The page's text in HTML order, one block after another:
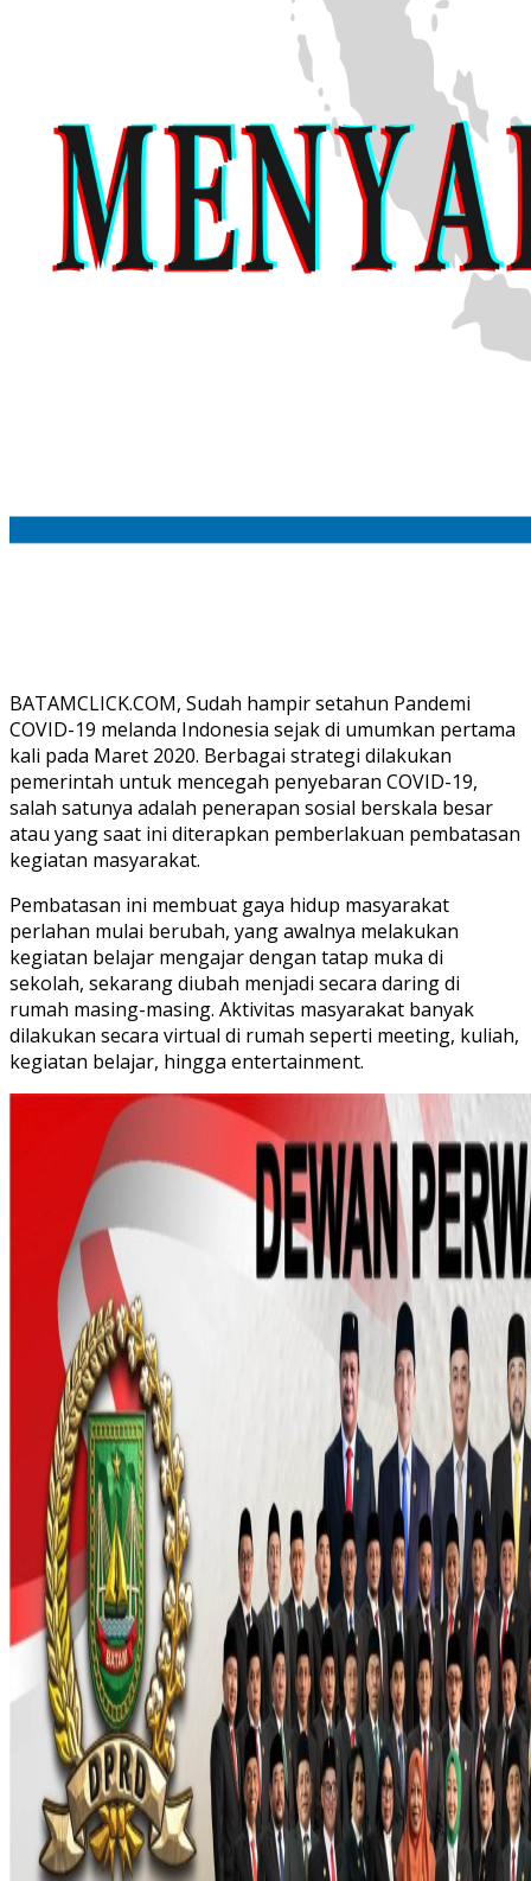
BATAMCLICK.COM, Sudah hampir setahun Pandemi
COVID-19 melanda Indonesia sejak di umumkan pertama
kali pada Maret 2020. Berbagai strategi dilakukan
pemerintah untuk mencegah penyebaran COVID-19,
salah satunya adalah penerapan sosial berskala besar
atau yang saat ini diterapkan pemberlakuan pembatasan
kegiatan masyarakat.
Pembatasan ini membuat gaya hidup masyarakat
perlahan mulai berubah, yang awalnya melakukan
kegiatan belajar mengajar dengan tatap muka di
sekolah, sekarang diubah menjadi secara daring di
rumah masing-masing. Aktivitas masyarakat banyak
dilakukan secara virtual di rumah seperti meeting, kuliah,
kegiatan belajar, hingga entertainment.